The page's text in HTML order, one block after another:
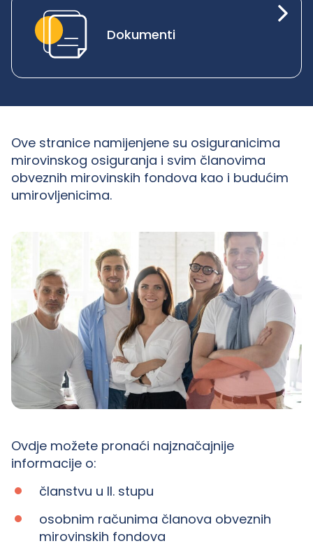
Dokumenti
Ove stranice namijenjene su osiguranicima
mirovinskog osiguranja i svim članovima
obveznih mirovinskih fondova kao i budućim
umirovljenicima.
Ovdje možete pronaći najznačajnije
informacije o:
članstvu u II. stupu
osobnim računima članova obveznih
mirovinskih fondova